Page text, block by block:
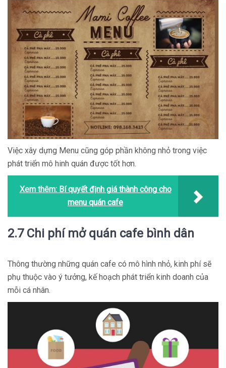
Việc xây dựng Menu cũng góp phần không nhỏ trong việc
phát triển mô hinh quán được tốt hơn.
Xem thêm: Bí quyết định giá thành công cho
menu quán cafe
2.7 Chi phí mở quán cafe bình dân
Thông thường những quán cafe có mô hình nhỏ, kinh phí sẽ
phụ thuộc vào ý tưởng, kế hoạch phát triển kinh doanh của
mỗi cá nhân.